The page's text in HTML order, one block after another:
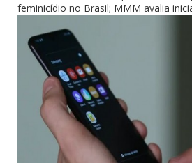
feminicídio no Brasil; MMM avalia